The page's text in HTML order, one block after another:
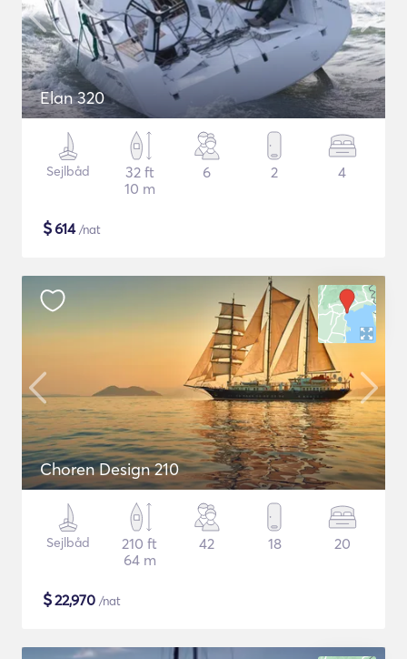
Elan 320
Sejlbåd
32 ft
10 m
6 2 4
$614/nat
Choren Design 210
Sejlbåd
210 ft
64 m
42 18 20
$22,970 /nat